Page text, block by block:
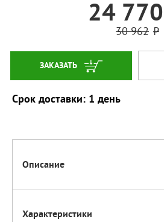
24 770
30 962
ЗАКАЗАТЬ
Срок доставки: 1 день
Описание
Характеристики